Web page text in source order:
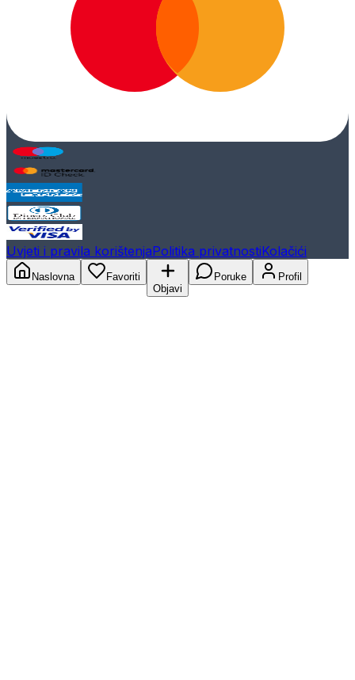
Uvjeti i pravila korištenjaPolitika privatnostiKolačići
Naslovna
Favoriti
Objavi
Poruke Profil